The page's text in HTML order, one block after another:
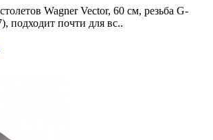
Wagner Vector, 60 см, резьба G-
подходит почти для вс..